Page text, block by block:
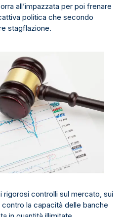
all’impazzata per poi frenare
politica che secondo
stagflazione.
rigorosi controlli sul mercato, sui
la capacità delle banche